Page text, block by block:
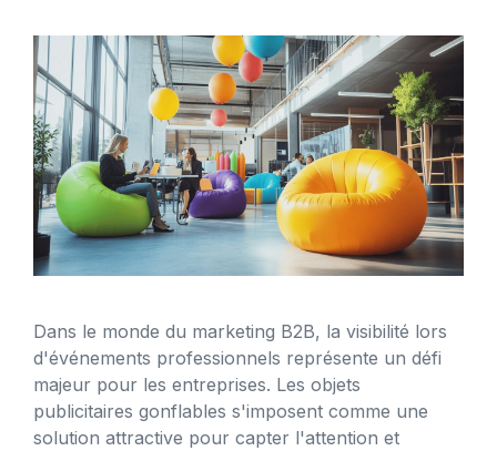
Dans le monde du marketing B2B, la visibilité lors
d'événements professionnels représente un défi
majeur pour les entreprises. Les objets
publicitaires gonflables s'imposent comme une
solution attractive pour capter l'attention et